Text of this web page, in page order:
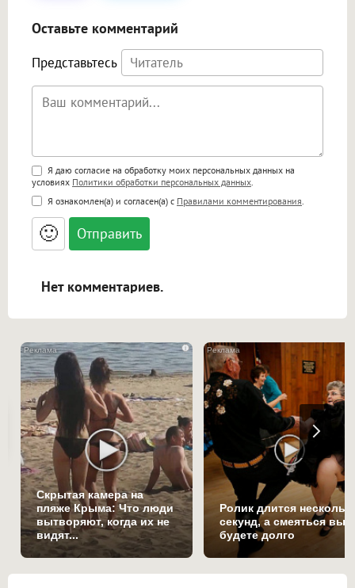
Оставьте комментарий
Представьтесь
Поддержка HTML
<b>, <strong>, <u>, <i>, <em>, <s>, <big>,
<small>, <sup>, <sub>, <pre>, <ul>, <ol>, <li>,
<blockquote>, <code> экранирует HTML,
адреса URL автоматически становятся
ссылками, и [img]адрес[/img] будет
Я даю согласие на обработку моих персональных данных на
условиях Политики обработки персональных данных
Я ознакомлен(а) и согласен(а) с Правилами комментирования
🙂
Нет комментариев.
i
Скрытая камера на
пляже Крыма: Что люди
вытворяют, когда их не
видят...
Ролик длится
секунд, а смеяться вы
будете долго